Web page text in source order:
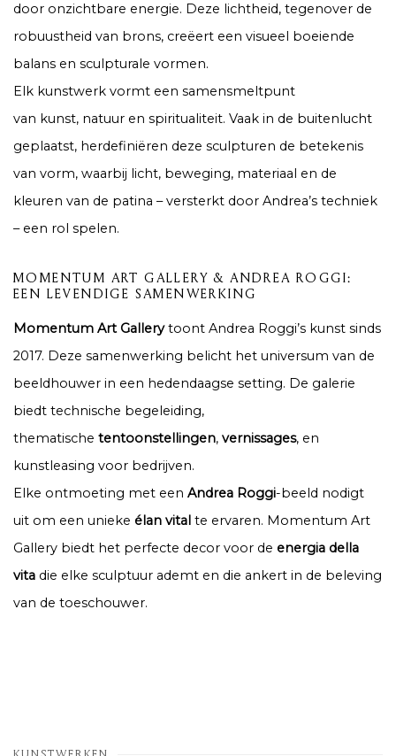
door onzichtbare energie. Deze lichtheid, tegenover de
robuustheid van brons, creëert een visueel boeiende
balans en sculpturale vormen.
Elk kunstwerk vormt een samensmeltpunt
van kunst, natuur en spiritualiteit. Vaak in de buitenlucht
geplaatst, herdefiniëren deze sculpturen de betekenis
van vorm, waarbij licht, beweging, materiaal en de
kleuren van de patina – versterkt door Andrea’s techniek
– een rol spelen.
MOMENTUM ART GALLERY & ANDREA ROGGI:
EEN LEVENDIGE SAMENWERKING
Momentum Art Gallerytoont Andrea Roggi’s kunst sinds
2017. Deze samenwerking belicht het universum van de
beeldhouwer in een hedendaagse setting. De galerie
biedt technische begeleiding,
thematische tentoonstellingen, vernissages, en
kunstleasing voor bedrijven.
Elke ontmoeting met een Andrea Roggi-beeld nodigt
uit om een unieke élan vital te ervaren. Momentum Art
Gallery biedt het perfecte decor voor de energia della
vita die elke sculptuur ademt en die ankert in de beleving
van de toeschouwer.